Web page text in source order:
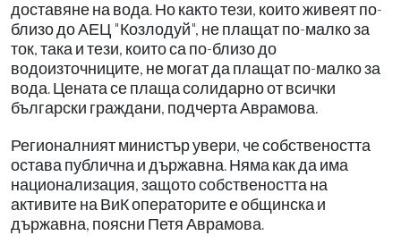
доставяне на вода. Но както тези, които живеят по-
близо до АЕЦ "Козлодуй", не плащат по-малко за
ток, така и тези, които са по-близо до
водоизточниците, не могат да плащат по-малко за
вода. Цената се плаща солидарно от всички
български граждани, подчерта Аврамова.
Регионалният министър увери, че собствеността
остава публична и държавна. Няма как да има
национализация, защото собствеността на
активите на ВиК операторите е общинска и
държавна, поясни Петя Аврамова.